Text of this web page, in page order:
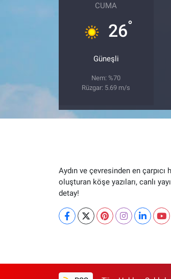
CUMA
26°
Güneşli
Nem: %70
Rüzgar: 5.69 m/s
Aydın ve çevresinden en çarpıcı
oluşturan köşe yazıları, canlı
detay!